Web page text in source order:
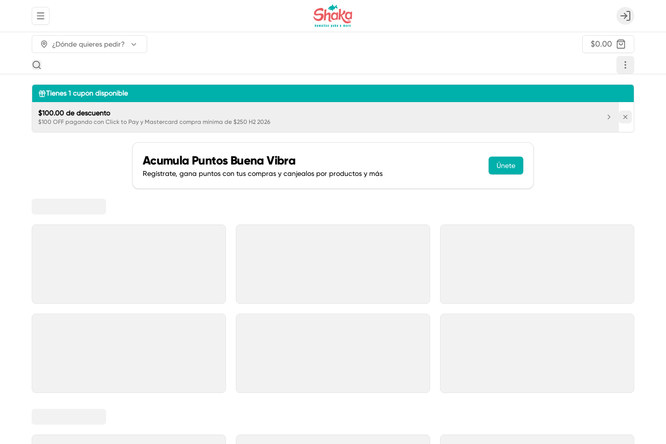
Abrir menu de navegación Login
¿Dónde quieres pedir? $0.00
Tienes1 cupón disponible
$100.00 de descuento
$100 OFF pagando con Click to Pay y Mastercard compra mínima de $250 H2 2026
Acumula Puntos Buena Vibra
Regístrate, gana puntos con tus compras y canjealos por productos y más
Únete